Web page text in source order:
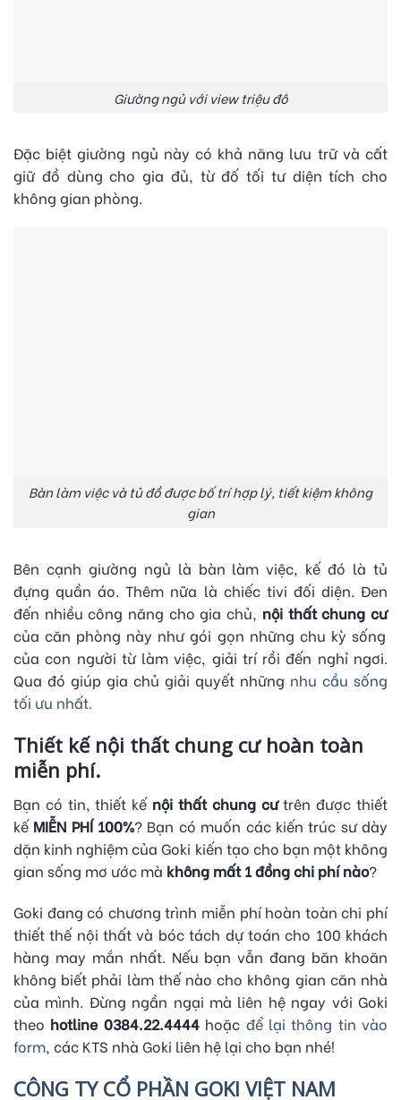
Giường ngủ với view triệu đô
Đặc biệt giường ngủ này có khả năng lưu trữ và cất
giữ đồ dùng cho gia đủ, từ đố tối tư diện tích cho
không gian phòng.
Bàn làm việc và tủ đồ được bố trí hợp lý, tiết kiệm không
gian
Bên cạnh giường ngủ là bàn làm việc, kế đó là tủ
đựng quần áo. Thêm nữa là chiếc tivi đối diện. Đen
đến nhiều công năng cho gia chủ, nội thất chung cư
của căn phòng này như gói gọn những chu kỳ sống
của con người từ làm việc, giải trí rồi đến nghỉ ngơi.
Qua đó giúp gia chủ giải quyết những nhu cầu sống
tối ưu nhất.
Thiết kế nội thất chung cư hoàn toàn
miễn phí.
Bạn có tin, thiết kế nội thất chung cưtrên được thiết
kế MIỄN PHÍ 100%? Bạn có muốn các kiến trúc sư dày
dặn kinh nghiệm của Goki kiến tạo cho bạn một không
gian sống mơ ước mà không mất 1 đồng chi phí nào?
Goki đang có chương trình miễn phí hoàn toàn chi phí
thiết thế nội thất và bóc tách dự toán cho 100 khách
hàng may mắn nhất. Nếu bạn vẫn đang băn khoăn
không biết phải làm thế nào cho không gian căn nhà
của mình. Đừng ngần ngại mà liên hệ ngay với Goki
theo hotline 0384.22.4444hoặc để lại thông tin vào
form, các KTS nhà Goki liên hệ lại cho bạn nhé!
CÔNG TY CỔ PHẦN GOKI VIỆT NAM